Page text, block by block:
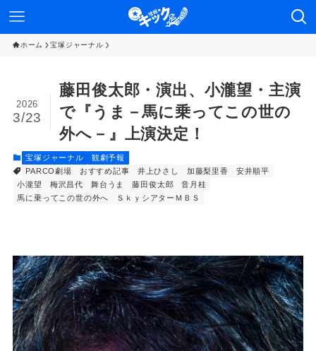
ホーム 宝塚ジャーナル
藤田俊太郎・演出、小瀧望・主演
で『うま－馬に乗ってこの世の
外へ－』上演決定！
2026
3/23
宝塚ジャーナル
観劇予報
PARCO劇場
おすすめ記事 井上ひさし 加藤梨里香
安井順平
小瀧望
梅沢昌代 舞台うま 藤田俊太郎
音月桂
馬に乗ってこの世の外へ
ＳｋｙシアターＭＢＳ